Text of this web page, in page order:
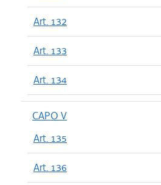
Art. 132
Art. 133
Art. 134
CAPO V
Art. 135
Art. 136